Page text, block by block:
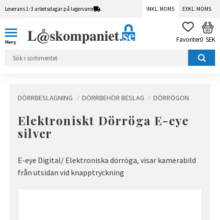
Leverans 1-3 arbetsdagar på lagervaror INKL. MOMS EXKL. MOMS
FAVORITER
0 SEK
DÖRRBESLAGNING DÖRRBEHÖR BESLAG DÖRRÖGON
Elektroniskt Dörröga E-eye
silver
E-eye Digital/ Elektroniska dörröga, visar kamerabild
från utsidan vid knapptryckning